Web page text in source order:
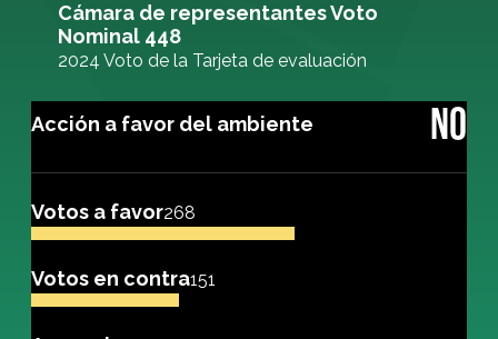
Cámara de representantes Voto
Nominal 448
2024 Voto de la Tarjeta de evaluación
Acción a favor del ambiente NO
Votos a favor268
Votos en contra151